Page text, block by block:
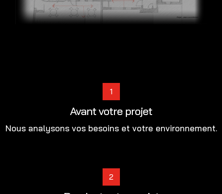
1
Avant votre projet
Nous analysons vos besoins et votre environnement.
2